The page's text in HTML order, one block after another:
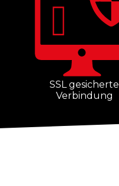
SSL gesicherte
Verbindung